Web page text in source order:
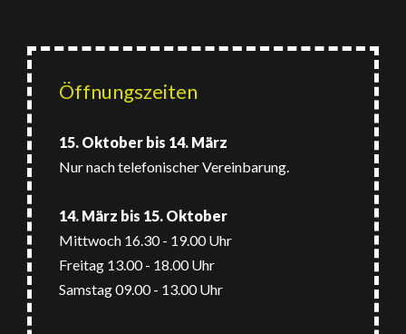
Öffnungszeiten
15. Oktober bis 14. März
Nur nach telefonischer Vereinbarung.
14. März bis 15. Oktober
Mittwoch 16.30 - 19.00 Uhr
Freitag 13.00 - 18.00 Uhr
Samstag09.00 - 13.00 Uhr